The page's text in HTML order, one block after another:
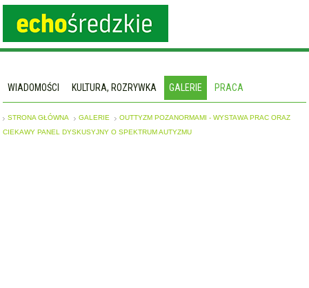
WIADOMOŚCI KULTURA, ROZRYWKA GALERIE PRACA
STRONA GŁÓWNA GALERIE
OUTTYZM POZANORMAMI - WYSTAWA PRAC ORAZ
CIEKAWY PANEL DYSKUSYJNY O SPEKTRUM AUTYZMU